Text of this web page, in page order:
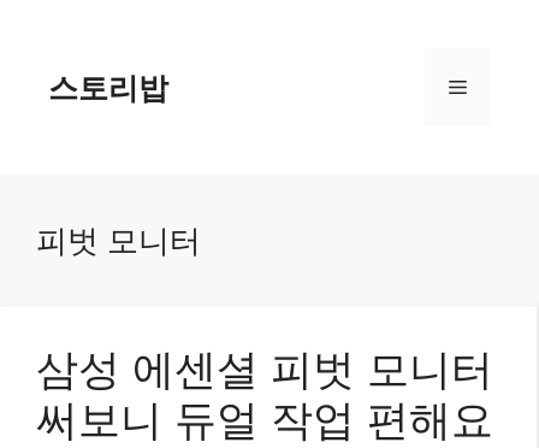
스토리밥 메
피벗 모니터
삼성 에센셜 피벗 모니터
써보니 듀얼 작업 편해요